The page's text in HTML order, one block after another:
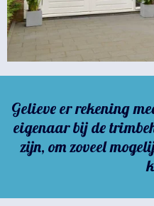
Gelieve er rekening
eigenaar bij de
zijn, om zoveel